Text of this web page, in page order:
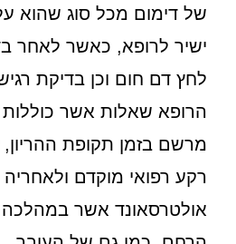
של דימום מכל סוג שהוא
ישיר לרופא, כאשר לאחר
לחץ דם חום וכן בדיקת
הרופא שאלות אשר
מרשם בזמן תקופת ההריון,
רקע רפואי מוקדם
אולטרסאונד אשר במהלכה